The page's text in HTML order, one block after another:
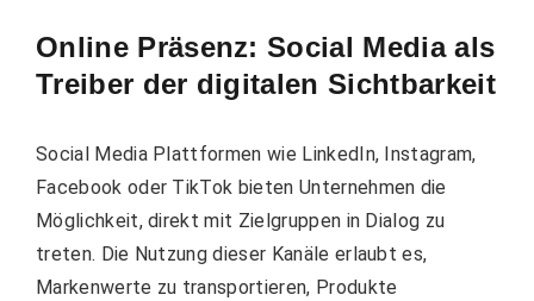
Online Präsenz: Social Media als
Treiber der digitalen Sichtbarkeit
Social Media Plattformen wie LinkedIn, Instagram,
Facebook oder TikTok bieten Unternehmen die
Möglichkeit, direkt mit Zielgruppen in Dialog zu
treten. Die Nutzung dieser Kanäle erlaubt es,
Markenwerte zu transportieren, Produkte